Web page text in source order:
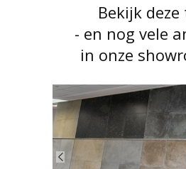
Bekijk deze
- en nog vele
in onze